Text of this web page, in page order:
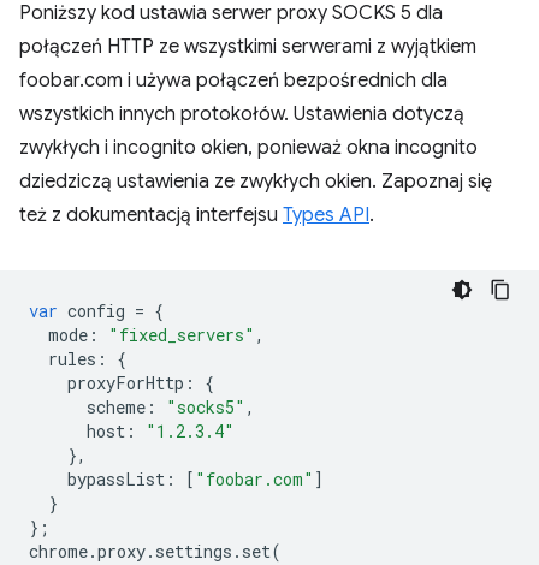
Poniższy kod ustawia serwer proxy SOCKS 5 dla
połączeń HTTP ze wszystkimi serwerami z wyjątkiem
foobar.com i używa połączeń bezpośrednich dla
wszystkich innych protokołów. Ustawienia dotyczą
zwykłych i incognito okien, ponieważ okna incognito
dziedziczą ustawienia ze zwykłych okien. Zapoznaj się
też z dokumentacją interfejsu Types API.
var config = {
mode : "fixed_servers" ,
rules :
{
proxyForHttp :
{
scheme : "socks5" ,
host :
"1.2.3.4"
},
bypassList : [ "foobar.com" ]
}
};
chrome.proxy. settings . set(